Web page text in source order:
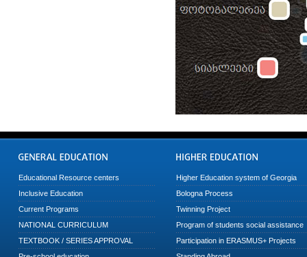
Educational Resource centers
Inclusive Education
Current Programs
NATIONAL CURRICULUM
TEXTBOOK / SERIES APPROVAL
Higher Education system of Georgia
Bologna Process
Twinning Project
Program of students social assistance
Participation in ERASMUS+ Projects